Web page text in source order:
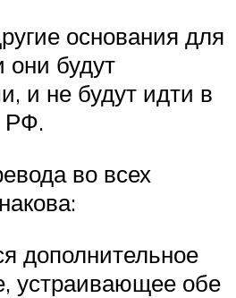
основания для
они будут
и не будут идти в
РФ.
во всех
дополнительное
устраивающее обе